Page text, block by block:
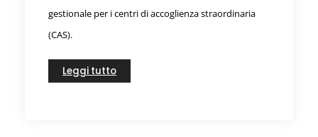
gestionale per i centri di accoglienza straordinaria
(CAS).
Leggi tutto